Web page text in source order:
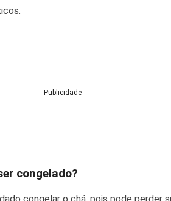
Publicidade
congelado?
congelar o chá, pois pode perder